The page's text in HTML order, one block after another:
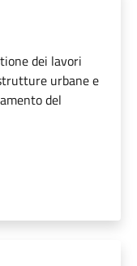
dei lavori
urbane e
del